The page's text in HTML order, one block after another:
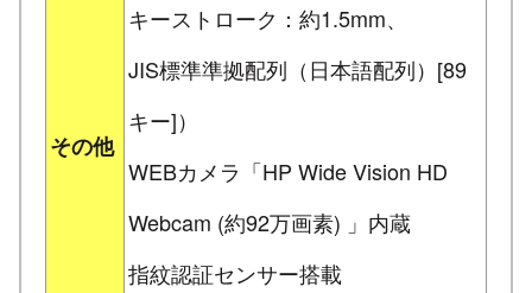
その他
キーストローク：約1.5mm、
JIS標準準拠配列（日本語配列）[89
キー]）
WEBカメラ「HP Wide Vision HD
Webcam (約92万画素) 」内蔵
指紋認証センサー搭載